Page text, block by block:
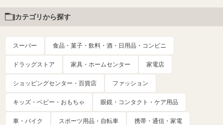
カテゴリから探す
スーパー 食品・菓子・飲料・酒・日用品・コンビニ
ドラッグストア 家具・ホームセンター 家電店
ショッピングセンター・百貨店 ファッション
キッズ・ベビー・おもちゃ 眼鏡・コンタクト・ケア用品
車・バイク スポーツ用品・自転車 携帯・通信・家電